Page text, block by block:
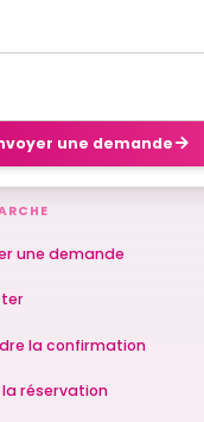
une demande
une demande
la confirmation
la réservation